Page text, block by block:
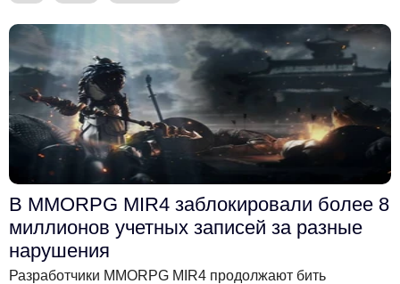
В MMORPG MIR4 заблокировали более 8
миллионов учетных записей за разные
нарушения
Разработчики MMORPG MIR4 продолжают бить